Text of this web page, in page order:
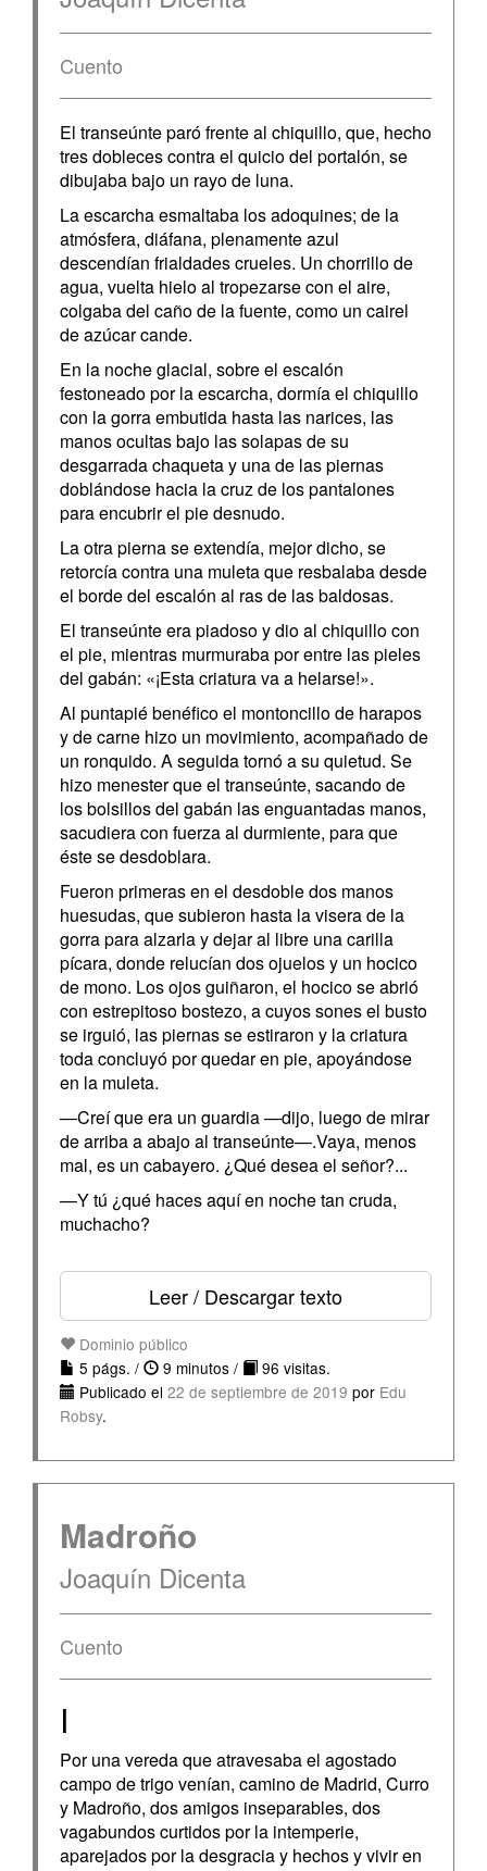
Cuento
El transeúnte paró frente al chiquillo, que, hecho
tres dobleces contra el quicio del portalón, se
dibujaba bajo un rayo de luna.
La escarcha esmaltaba los adoquines; de la
atmósfera, diáfana, plenamente azul
descendían frialdades crueles. Un chorrillo de
agua, vuelta hielo al tropezarse con el aire,
colgaba del caño de la fuente, como un cairel
de azúcar cande.
En la noche glacial, sobre el escalón
festoneado por la escarcha, dormía el chiquillo
con la gorra embutida hasta las narices, las
manos ocultas bajo las solapas de su
desgarrada chaqueta y una de las piernas
doblándose hacia la cruz de los pantalones
para encubrir el pie desnudo.
La otra pierna se extendía, mejor dicho, se
retorcía contra una muleta que resbalaba desde
el borde del escalón al ras de las baldosas.
El transeúnte era piadoso y dio al chiquillo con
el pie, mientras murmuraba por entre las pieles
del gabán: «¡Esta criatura va a helarse!».
Al puntapié benéfico el montoncillo de harapos
y de carne hizo un movimiento, acompañado de
un ronquido. A seguida tornó a su quietud. Se
hizo menester que el transeúnte, sacando de
los bolsillos del gabán las enguantadas manos,
sacudiera con fuerza al durmiente, para que
éste se desdoblara.
Fueron primeras en el desdoble dos manos
huesudas, que subieron hasta la visera de la
gorra para alzarla y dejar al libre una carilla
pícara, donde relucían dos ojuelos y un hocico
de mono. Los ojos guiñaron, el hocico se abrió
con estrepitoso bostezo, a cuyos sones el busto
se irguió, las piernas se estiraron y la criatura
toda concluyó por quedar en pie, apoyándose
en la muleta.
—Creí que era un guardia —dijo, luego de mirar
de arriba a abajo al transeúnte—.Vaya, menos
mal, es un cabayero. ¿Qué desea el señor?...
—Y tú ¿qué haces aquí en noche tan cruda,
muchacho?
Leer / Descargar texto
Dominio público
5 págs. /
9 minutos /
96 visitas.
Publicado el 22 de septiembre de 2019 por Edu
Robsy.
Madroño
Joaquín Dicenta
Cuento
I
Por una vereda que atravesaba el agostado
campo de trigo venían, camino de Madrid, Curro
y Madroño, dos amigos inseparables, dos
vagabundos curtidos por la intemperie,
aparejados por la desgracia y hechos y vivir en